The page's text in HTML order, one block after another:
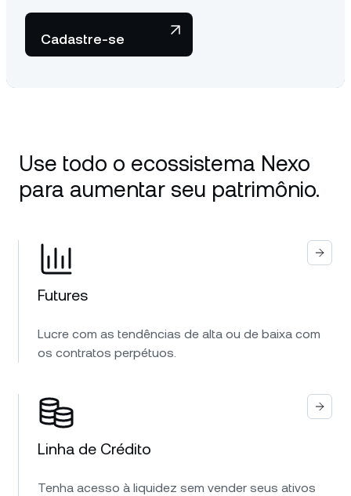
Cadastre-se
Use todo o ecossistema Nexo
para aumentar seu patrimônio.
Futures
Lucre com as tendências de alta ou de baixa com
os contratos perpétuos.
Linha de Crédito
Tenha acesso à liquidez sem vender seus ativos